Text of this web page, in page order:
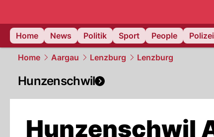
Home
News Politik Sport People
Home Aargau Lenzburg Lenzburg
Hunzenschwil
Hunzenschwil